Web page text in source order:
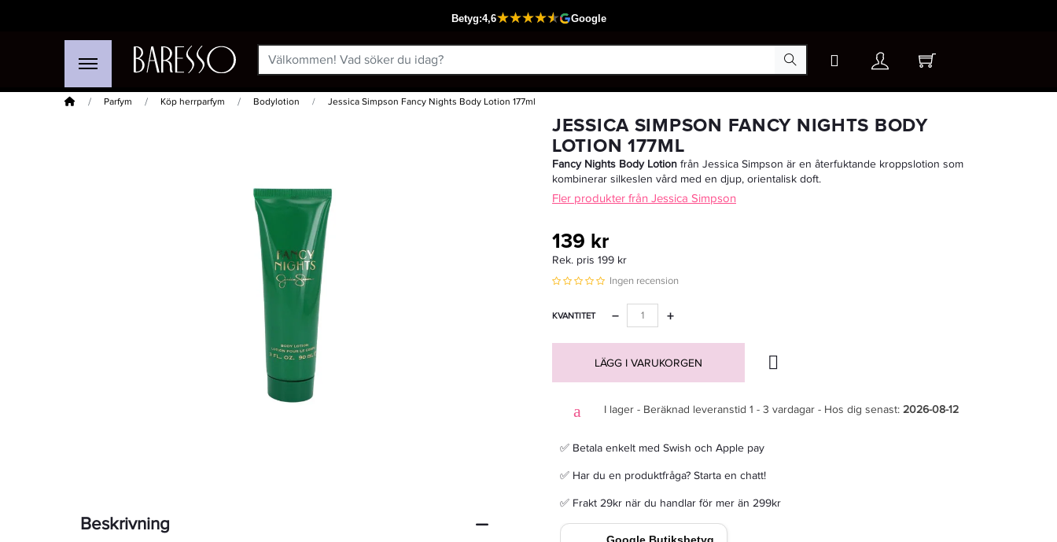
Hem Parfym Köp herrparfym Bodylotion Jessica Simpson Fancy Nights Body Lotion 177ml
Passar din varukorg
Calvin Klein Euphoria Men Deo Stick 75g - Deodorant
Beskrivning
JESSICA SIMPSON FANCY NIGHTS BODY
LOTION 177ML
Fancy Nights Body Lotion från Jessica Simpson är en återfuktande kroppslotion som
kombinerar silkeslen vård med en djup, orientalisk doft.
Fler produkter från Jessica Simpson
139 kr
Rek. pris 199 kr
Ingen recension
KVANTITET +
−
LÄGG I VARUKORGEN
I lager - Beräknad leveranstid 1 - 3 vardagar - Hos dig senast: 2026-08-12
✅ Betala enkelt med Swish och Apple pay
✅ Har du en produktfråga? Starta en chatt!
✅ Frakt 29kr när du handlar för mer än 299kr